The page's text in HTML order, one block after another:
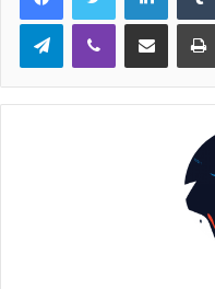
TelegramViber E-Posta ile paylaş